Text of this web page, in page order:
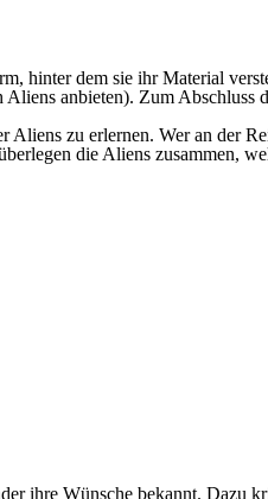
hinter dem sie ihr Material
anbieten). Zum
Aliens zu erlernen. Wer an der
die Aliens zusammen,
ihre Wünsche bekannt. Dazu